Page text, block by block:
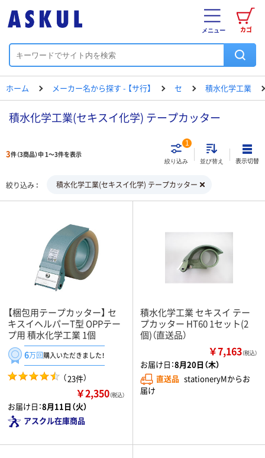
カゴ
メニュー
ホーム メーカー名から探す - 【サ行】 セ 積水化学工業
積水化学工業(セキスイ化学) テープカッター
3件（3商品）中 1～3件を表示
絞り込み
1
並び替え 表示切替
絞り込み 積水化学工業(セキスイ化学) テープカッター
【梱包用テープカッター】 セ
キスイヘルパーT型 OPPテー
プ用 積水化学工業 1個
6万回購入いただきました！
（23件）
￥2,350（税込）
お届け日：8月11日（火）
アスクル在庫商品
積水化学工業 セキスイ テー
プカッター HT60 1セット(2
個)（直送品）
￥7,163（税込）
お届け日：8月20日（木）
直送品 stationeryMからお
届け